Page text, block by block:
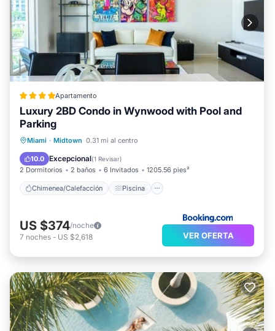
Apartamento
Luxury 2BD Condo in Wynwood with Pool and
Parking
Miami · Midtown 0.31 mi al centro
10.0 Excepcional(1 Revisar)
2 Dormitorios 2 baños 6 Invitados 1205.56 pies²
Chimenea/Calefacción Piscina
Chimenea/Calefacción
Balcón/Terraza
US $374/noche
7 noches - US $2,618 VER OFERTA